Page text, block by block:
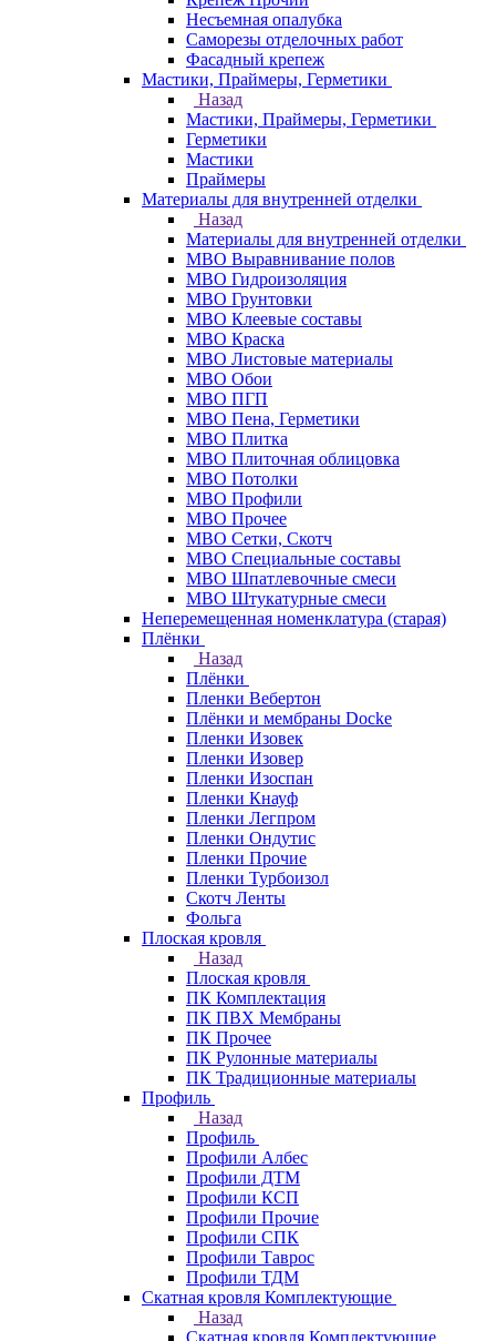
Несъемная опалубка
Саморезы отделочных работ
Фасадный крепеж
Мастики, Праймеры, Герметики
Назад
Мастики, Праймеры, Герметики
Герметики
Мастики
Праймеры
Материалы для внутренней отделки
Назад
Материалы для внутренней отделки
МВО Выравнивание полов
МВО Гидроизоляция
МВО Грунтовки
МВО Клеевые составы
МВО Краска
МВО Листовые материалы
МВО Обои
МВО ПГП
МВО Пена, Герметики
МВО Плитка
МВО Плиточная облицовка
МВО Потолки
МВО Профили
МВО Прочее
МВО Сетки, Скотч
МВО Специальные составы
МВО Шпатлевочные смеси
МВО Штукатурные смеси
Неперемещенная номенклатура (старая)
Плёнки
Назад
Плёнки
Пленки Вебертон
Плёнки и мембраны Docke
Пленки Изовек
Пленки Изовер
Пленки Изоспан
Пленки Кнауф
Пленки Легпром
Пленки Ондутис
Пленки Прочие
Пленки Турбоизол
Скотч Ленты
Фольга
Плоская кровля
Назад
Плоская кровля
ПК Комплектация
ПК ПВХ Мембраны
ПК Прочее
ПК Рулонные материалы
ПК Традиционные материалы
Профиль
Назад
Профиль
Профили Албес
Профили ДТМ
Профили КСП
Профили Прочие
Профили СПК
Профили Таврос
Профили ТДМ
Скатная кровля Комплектующие
Назад
Скатная кровля Комплектующие